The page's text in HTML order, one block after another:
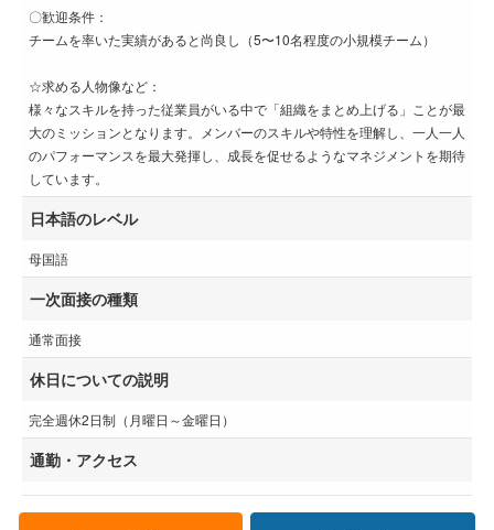
〇歓迎条件：
チームを率いた実績があると尚良し（5〜10名程度の小規模チーム）
☆求める人物像など：
様々なスキルを持った従業員がいる中で「組織をまとめ上げる」ことが最
大のミッションとなります。メンバーのスキルや特性を理解し、一人一人
のパフォーマンスを最大発揮し、成長を促せるようなマネジメントを期待
しています。
日本語のレベル
母国語
一次面接の種類
通常面接
休日についての説明
完全週休2日制（月曜日～金曜日）
通勤・アクセス